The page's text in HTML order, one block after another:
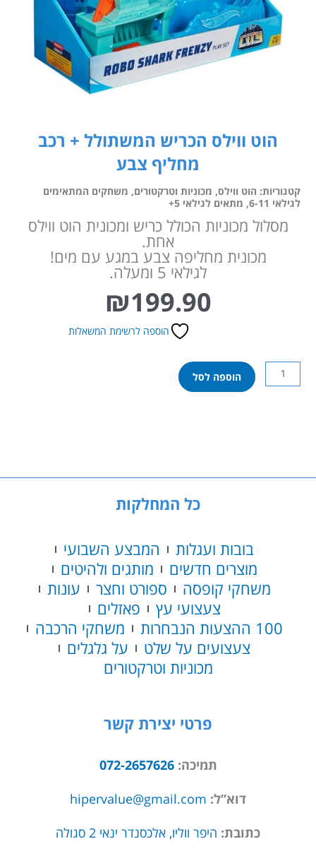
הוט ווילס הכריש המשתולל + רכב
מחליף צבע
קטגוריות: הוט ווילס, מכוניות וטרקטורים, משחקים המתאימים
לגילאי 6-11
, מתאים לגילאי 5+
מסלול מכוניות הכולל כריש ומכונית הוט ווילס
אחת.
מכונית מחליפה צבע במגע עם מים!
לגילאי 5 ומעלה.
₪199.90
הוספה לרשימת המשאלות
כמות
של
רכב
הוספה לסל
כל המחלקות
בובות ועגלות
המבצע השבועי
מוצרים חדשים
מותגים ולהיטים
משחקי קופסה
ספורט וחצר
עונות
צעצועי עץ
פאזלים
100 ההצעות הנבחרות
משחקי הרכבה
צעצועים על שלט
על גלגלים
מכוניות וטרקטורים
פרטי יצירת קשר
תמיכה:072-2657626
דוא”ל: hipervalue@gmail.com
כתובת: היפר ווליו, אלכסנדר ינאי 2 סגולה